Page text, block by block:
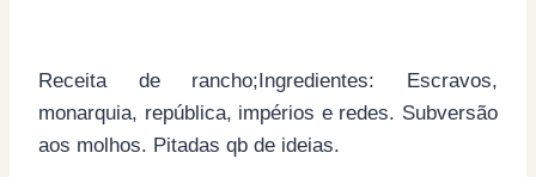
Receita de rancho;Ingredientes: Escravos,
monarquia, república, impérios e redes. Subversão
aos molhos. Pitadas qb de ideias.